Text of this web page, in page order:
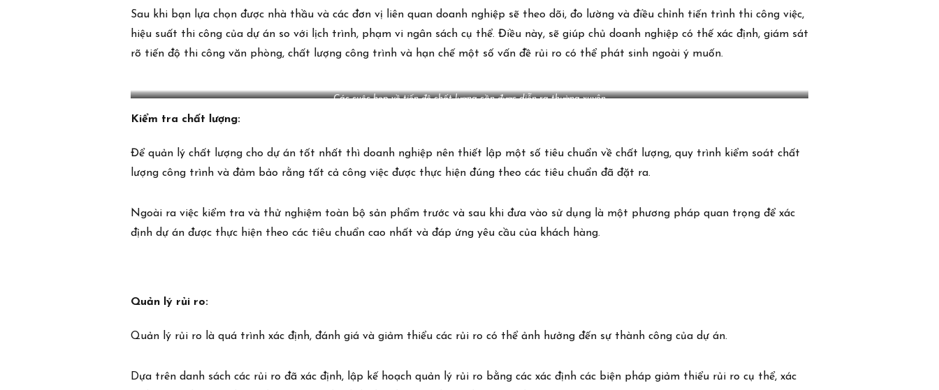
Sau khi bạn lựa chọn được nhà thầu và các đơn vị liên quan doanh nghiệp sẽ theo dõi, đo lường và điều chỉnh tiến trình thi công việc,
hiệu suất thi công của dự án so với lịch trình, phạm vi ngân sách cụ thể. Điều này, sẽ giúp chủ doanh nghiệp có thế xác định, giám sát
rõ tiến độ thi công văn phòng, chất lượng công trình và hạn chế một số vấn đề rủi ro có thể phát sinh ngoài ý muốn.
Các cuộc họp về tiến độ chất lượng cần được diễn ra thường xuyên
Kiểm tra chất lượng:
Để quản lý chất lượng cho dự án tốt nhất thì doanh nghiệp nên thiết lập một số tiêu chuẩn về chất lượng, quy trình kiểm soát chất
lượng công trình và đảm bảo rằng tất cả công việc được thực hiện đúng theo các tiêu chuẩn đã đặt ra.
Ngoài ra việc kiểm tra và thử nghiệm toàn bộ sản phẩm trước và sau khi đưa vào sử dụng là một phương pháp quan trọng để xác
định dự án được thực hiện theo các tiêu chuẩn cao nhất và đáp ứng yêu cầu của khách hàng.
Quản lý rủi ro:
Quản lý rủi ro là quá trình xác định, đánh giá và giảm thiểu các rủi ro có thể ảnh hưởng đến sự thành công của dự án.
Dựa trên danh sách các rủi ro đã xác định, lập kế hoạch quản lý rủi ro bằng các xác định các biện pháp giảm thiểu rủi ro cụ thể, xác